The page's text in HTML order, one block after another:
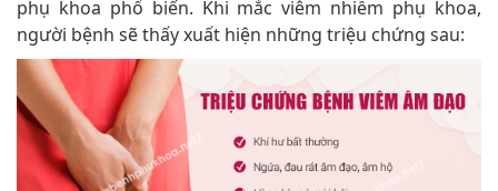
phụ khoa phổ biến. Khi mắc viêm nhiễm phụ khoa,
người bệnh sẽ thấy xuất hiện những triệu chứng sau: